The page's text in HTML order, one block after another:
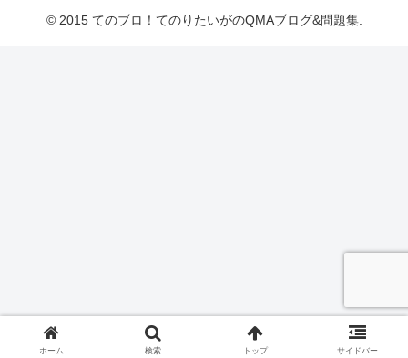
© 2015 てのブロ！てのりたいがのQMAブログ&問題集.
ホーム 検索 トップ サイドバー